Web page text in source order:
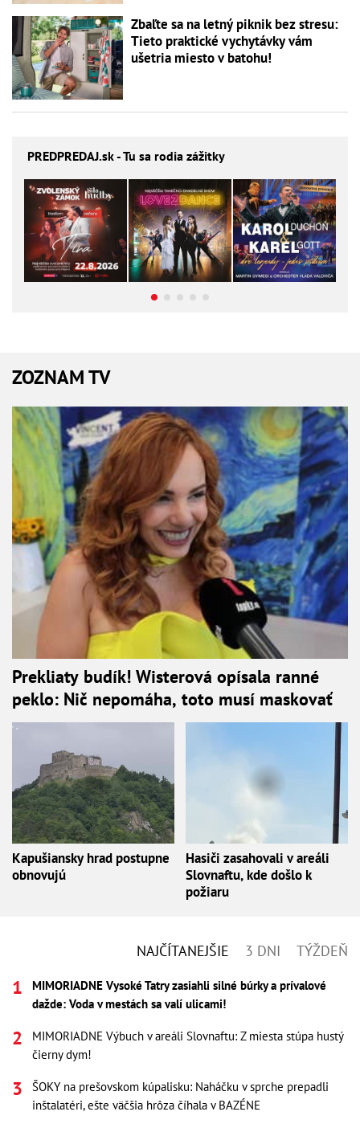
Zbaľte sa na letný piknik bez stresu:
Tieto praktické vychytávky vám
ušetria miesto v batohu!
PREDPREDAJ.sk - Tu sa rodia zážitky
ZOZNAM TV
Prekliaty budík! Wisterová opísala ranné
peklo: Nič nepomáha, toto musí maskovať
Kapušiansky hrad postupne
obnovujú
Hasiči zasahovali v areáli
Slovnaftu, kde došlo k
požiaru
NAJČÍTANEJŠIE 3 DNI TÝŽDEŇ
MIMORIADNE Vysoké Tatry zasiahli silné búrky a prívalové
dažde: Voda v mestách sa valí ulicami!
MIMORIADNE Výbuch v areáli Slovnaftu: Z miesta stúpa hustý
čierny dym!
ŠOKY na prešovskom kúpalisku: Naháčku v sprche prepadli
inštalatéri, ešte väčšia hrôza číhala v BAZÉNE